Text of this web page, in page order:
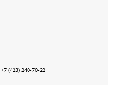
+7 (423) 240-70-22